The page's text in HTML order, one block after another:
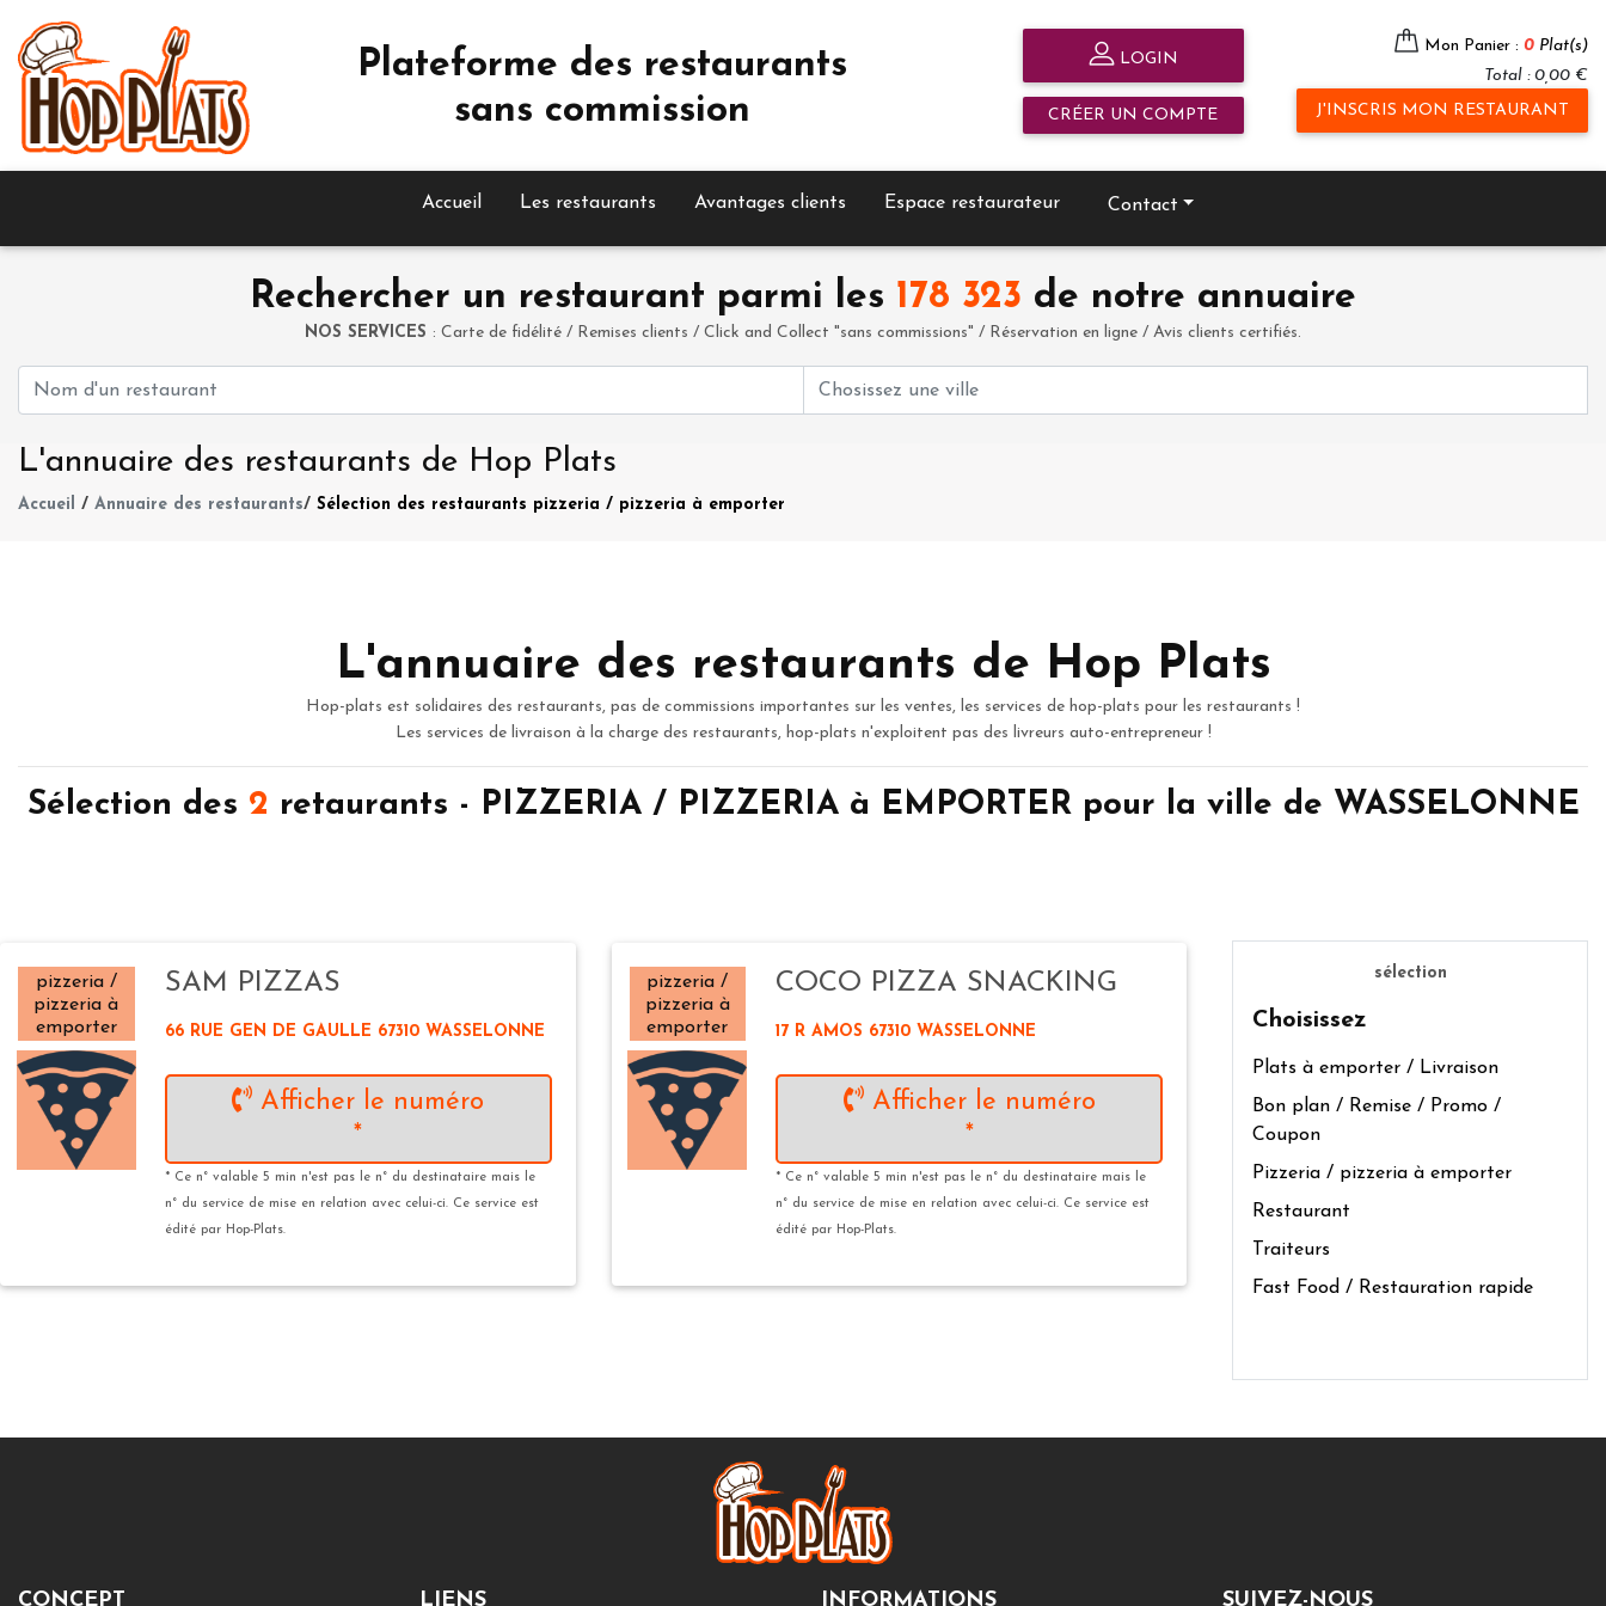
Plateforme des restaurants
sans commission
LOGIN
CRÉER UN COMPTE
Mon Panier : 0 Plat(s)
Total : 0,00 €
J'INSCRIS MON RESTAURANT
Accueil Les restaurants Avantages clients Espace restaurateur Contact
Rechercher un restaurant parmi les 178 323 de notre annuaire
NOS SERVICES : Carte de fidélité / Remises clients / Click and Collect "sans commissions" / Réservation en ligne / Avis clients certifiés.
L'annuaire des restaurants de Hop Plats
Accueil / Annuaire des restaurants/ Sélection des restaurants pizzeria / pizzeria à emporter
L'annuaire des restaurants de Hop Plats
Hop-plats est solidaires des restaurants, pas de commissions importantes sur les ventes, les services de hop-plats pour les restaurants !
Les services de livraison à la charge des restaurants, hop-plats n'exploitent pas des livreurs auto-entrepreneur !
Sélection des 2 retaurants - PIZZERIA / PIZZERIA à EMPORTER pour la ville de WASSELONNE
pizzeria /
pizzeria à
emporter
SAM PIZZAS
66 RUE GEN DE GAULLE 67310 WASSELONNE
Afficher le numéro
*
* Ce n° valable 5 min n'est pas le n° du destinataire mais le
n° du service de mise en relation avec celui-ci. Ce service est
édité par Hop-Plats.
pizzeria /
pizzeria à
emporter
COCO PIZZA SNACKING
17 R AMOS 67310 WASSELONNE
Afficher le numéro
*
* Ce n° valable 5 min n'est pas le n° du destinataire mais le
n° du service de mise en relation avec celui-ci. Ce service est
édité par Hop-Plats.
sélection
Choisissez
Plats à emporter / Livraison
Bon plan / Remise / Promo /
Coupon
Pizzeria / pizzeria à emporter
Restaurant
Traiteurs
Fast Food / Restauration rapide
CONCEPT LIENS INFORMATIONS SUIVEZ-NOUS